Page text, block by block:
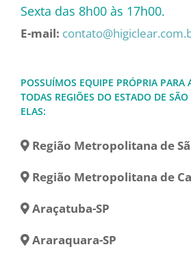
Sexta das 8h00 às 17h00.
E-mail:
POSSUÍMOS EQUIPE PRÓPRIA PARA
TODAS REGIÕES DO ESTADO DE
ELAS:
Região Metropolitana de
Região Metropolitana de
Araçatuba-SP
Araraquara-SP